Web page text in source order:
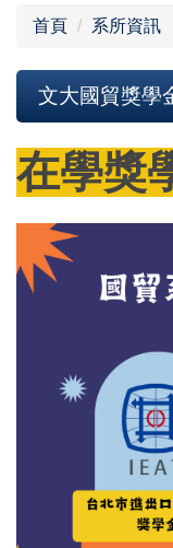
首頁 系所資訊
文大國貿獎學
在學獎